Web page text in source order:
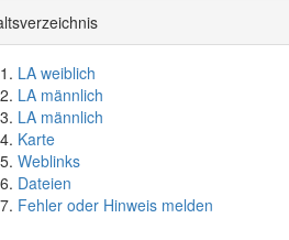
LA weiblich
LA männlich
LA männlich
Karte
Weblinks
Dateien
Fehler oder Hinweis melden